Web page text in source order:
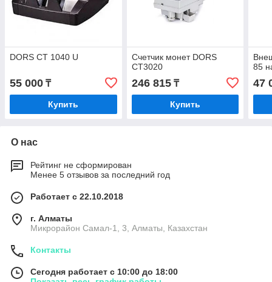
DORS СТ 1040 U
55 000 ₸
Купить
Счетчик монет DORS
CT3020
246 815₸
Купить
85
47
О нас
Рейтинг не сформирован
Менее 5 отзывов за последний год
Работает с 22.10.2018
г. Алматы
Микрорайон Самал-1, 3, Алматы, Казахстан
Контакты
Сегодня работает с 10:00 до 18:00